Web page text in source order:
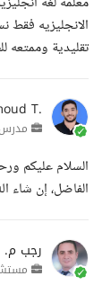
الانجليزيه
تقليدية وممتعه
T.
السلام عليكم
الفاضل، إن شاء
رجب م.